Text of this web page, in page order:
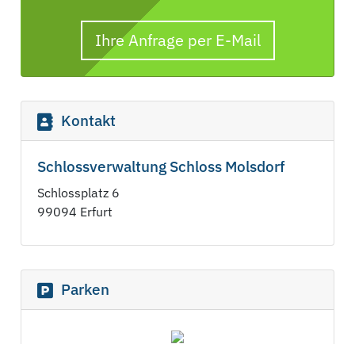
Ihre Anfrage per E-Mail
Kontakt
Schlossverwaltung Schloss Molsdorf
Schlossplatz 6
99094 Erfurt
Parken